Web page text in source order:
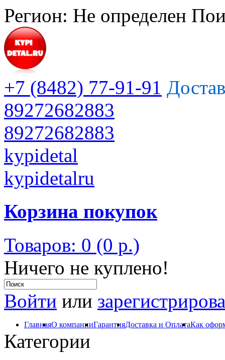
Регион: Не определен
+7 (8482) 77-91-91
89272682883
89272682883
kypidetal
kypidetalru
Корзина покупок
Товаров: 0 (0 р.)
Ничего не куплено!
Войти или
ГлавнаяО компанииГарантияДоставка и ОплатаКак
Категории